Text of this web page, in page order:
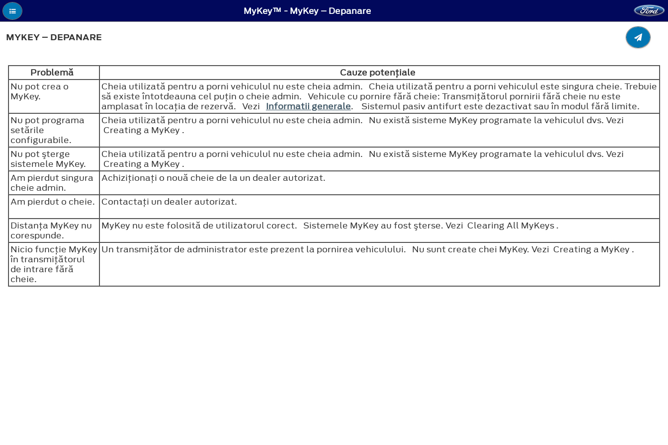
MyKey™ - MyKey – Depanare
MYKEY – DEPANARE
Problemă
Cauze potenţiale
Nu pot crea o
MyKey.
Cheia utilizată pentru a porni vehiculul nu este cheia admin. Cheia utilizată pentru a porni vehiculul este singura cheie. Trebuie
să existe întotdeauna cel puţin o cheie admin. Vehicule cu pornire fără cheie: Transmiţătorul pornirii fără cheie nu este
amplasat în locaţia de rezervă. Vezi Informatii generale. Sistemul pasiv antifurt este dezactivat sau în modul fără limite.
Nu pot programa
setările
configurabile.
Cheia utilizată pentru a porni vehiculul nu este cheia admin. Nu există sisteme MyKey programate la vehiculul dvs. Vezi
Creating a MyKey .
Nu pot şterge
sistemele MyKey.
Cheia utilizată pentru a porni vehiculul nu este cheia admin. Nu există sisteme MyKey programate la vehiculul dvs. Vezi
Creating a MyKey .
Am pierdut singura
cheie admin.
Achiziţionaţi o nouă cheie de la un dealer autorizat.
Am pierdut o cheie.
Contactaţi un dealer autorizat.
Distanţa MyKey nu
corespunde.
MyKey nu este folosită de utilizatorul corect. Sistemele MyKey au fost şterse. Vezi Clearing All MyKeys .
Nicio funcţie MyKey
în transmiţătorul
de intrare fără
cheie.
Un transmiţător de administrator este prezent la pornirea vehiculului. Nu sunt create chei MyKey. Vezi Creating a MyKey .